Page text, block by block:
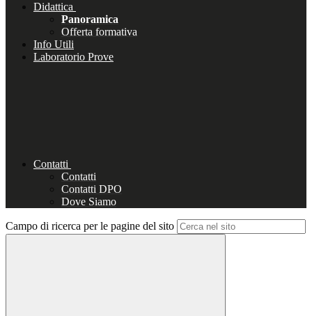
Didattica
Panoramica
Offerta formativa
Info Utili
Laboratorio Prove
Contatti
Contatti
Contatti DPO
Dove Siamo
Campo di ricerca per le pagine del sito